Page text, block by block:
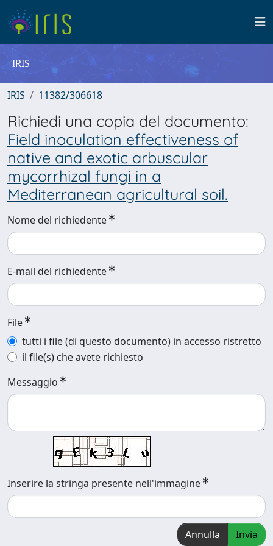
IRIS
IRIS 11382/306618
Richiedi una copia del documento:
Field inoculation effectiveness of
native and exotic arbuscular
mycorrhizal fungi in a
Mediterranean agricultural soil.
Nome del richiedente
E-mail del richiedente
File
tutti i file (di questo documento) in accesso ristretto
il file(s) che avete richiesto
Messaggio
Inserire la stringa presente nell'immagine
Annulla Invia